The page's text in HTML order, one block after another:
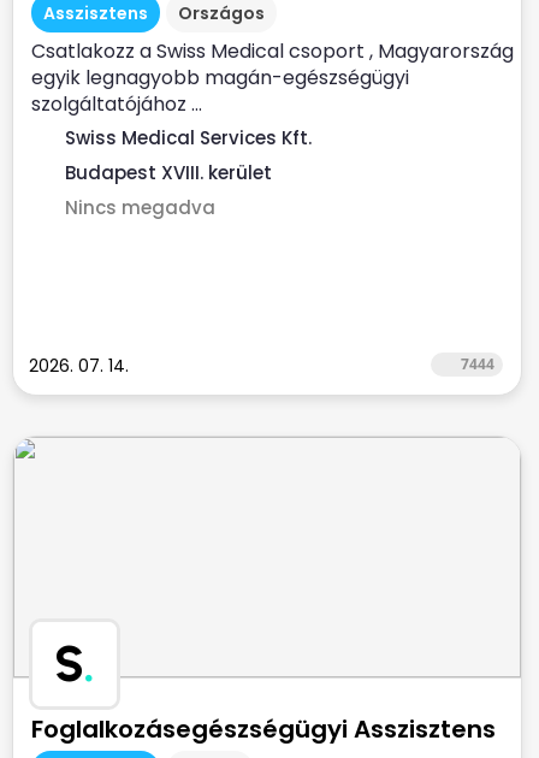
Asszisztens Országos
Csatlakozz a Swiss Medical csoport , Magyarország
egyik legnagyobb magán-egészségügyi
szolgáltatójához ...
Swiss Medical Services Kft.
Budapest XVIII. kerület
Nincs megadva
2026. 07. 14. 7444
S.
Foglalkozásegészségügyi Asszisztens